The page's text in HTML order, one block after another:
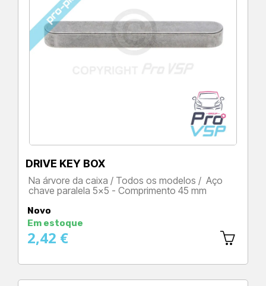
DRIVE KEY BOX
Na árvore da caixa / Todos os modelos / Aço
chave paralela 5x5 - Comprimento 45 mm
Novo
Em estoque
2,42 €